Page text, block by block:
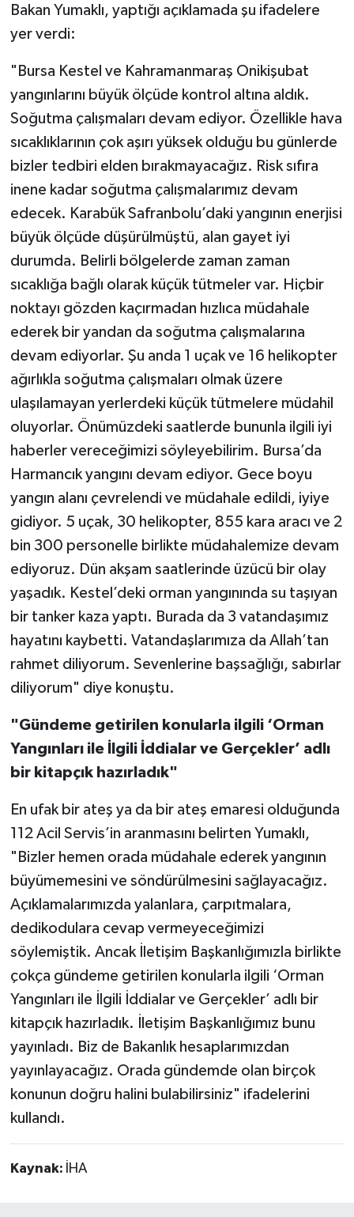
Bakan Yumaklı, yaptığı açıklamada şu ifadelere
yer verdi:
"Bursa Kestel ve Kahramanmaraş Onikişubat
yangınlarını büyük ölçüde kontrol altına aldık.
Soğutma çalışmaları devam ediyor. Özellikle hava
sıcaklıklarının çok aşırı yüksek olduğu bu günlerde
bizler tedbiri elden bırakmayacağız. Risk sıfıra
inene kadar soğutma çalışmalarımız devam
edecek. Karabük Safranbolu’daki yangının enerjisi
büyük ölçüde düşürülmüştü, alan gayet iyi
durumda. Belirli bölgelerde zaman zaman
sıcaklığa bağlı olarak küçük tütmeler var. Hiçbir
noktayı gözden kaçırmadan hızlıca müdahale
ederek bir yandan da soğutma çalışmalarına
devam ediyorlar. Şu anda 1 uçak ve 16 helikopter
ağırlıkla soğutma çalışmaları olmak üzere
ulaşılamayan yerlerdeki küçük tütmelere müdahil
oluyorlar. Önümüzdeki saatlerde bununla ilgili iyi
haberler vereceğimizi söyleyebilirim. Bursa’da
Harmancık yangını devam ediyor. Gece boyu
yangın alanı çevrelendi ve müdahale edildi, iyiye
gidiyor. 5 uçak, 30 helikopter, 855 kara aracı ve 2
bin 300 personelle birlikte müdahalemize devam
ediyoruz. Dün akşam saatlerinde üzücü bir olay
yaşadık. Kestel’deki orman yangınında su taşıyan
bir tanker kaza yaptı. Burada da 3 vatandaşımız
hayatını kaybetti. Vatandaşlarımıza da Allah’tan
rahmet diliyorum. Sevenlerine başsağlığı, sabırlar
diliyorum" diye konuştu.
"Gündeme getirilen konularla ilgili ‘Orman
Yangınları ile İlgili İddialar ve Gerçekler’ adlı
bir kitapçık hazırladık"
En ufak bir ateş ya da bir ateş emaresi olduğunda
112 Acil Servis’in aranmasını belirten Yumaklı,
"Bizler hemen orada müdahale ederek yangının
büyümemesini ve söndürülmesini sağlayacağız.
Açıklamalarımızda yalanlara, çarpıtmalara,
dedikodulara cevap vermeyeceğimizi
söylemiştik. Ancak İletişim Başkanlığımızla birlikte
çokça gündeme getirilen konularla ilgili ‘Orman
Yangınları ile İlgili İddialar ve Gerçekler’ adlı bir
kitapçık hazırladık. İletişim Başkanlığımız bunu
yayınladı. Biz de Bakanlık hesaplarımızdan
yayınlayacağız. Orada gündemde olan birçok
konunun doğru halini bulabilirsiniz" ifadelerini
kullandı.
Kaynak: İHA